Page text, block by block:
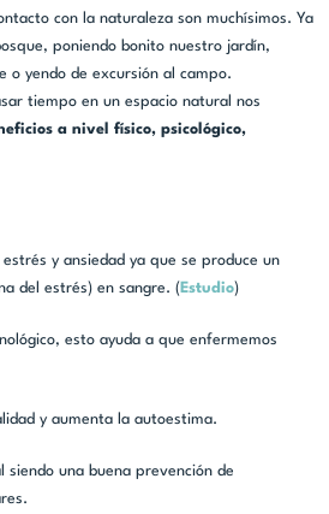
con la naturaleza son muchísimos. Ya
poniendo bonito nuestro jardín,
o yendo de excursión al campo.
tiempo en un espacio natural nos
a nivel físico, psicológico,
estrés y ansiedad ya que se produce un
del estrés) en sangre. ( Estudio)
esto ayuda a que enfermemos
y aumenta la autoestima.
siendo una buena prevención de